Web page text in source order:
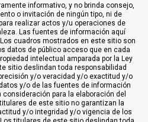
informativo, y no brinda consejo,
o invitación de ningún tipo, ni de
realizar actos y/u operaciones de
Las fuentes de información aquí
cuadros mostrados en este sitio son
datos de público acceso que en cada
intelectual amparada por la Ley
sitio deslindan toda responsabilidad
y/o veracidad y/o exactitud y/o
y/o de las fuentes de información
para la elaboración del
de este sitio no garantizan la
y/o integridad y/o vigencia de los